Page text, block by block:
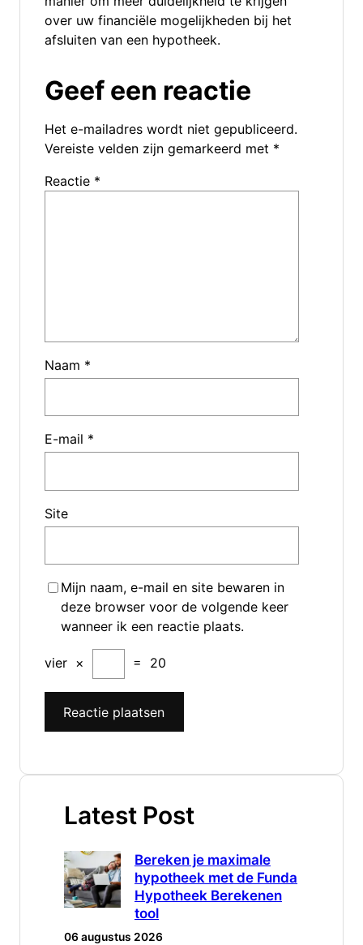
over uw financiële mogelijkheden bij het
afsluiten van een hypotheek.
Geef een reactie
Het e-mailadres wordt niet gepubliceerd.
Vereiste velden zijn gemarkeerd met *
Reactie *
Naam *
E-mail *
Site
Mijn naam, e-mail en site bewaren in
deze browser voor de volgende keer
wanneer ik een reactie plaats.
vier × = 20
Latest Post
Bereken je maximale
hypotheek met de Funda
Hypotheek Berekenen
tool
06 augustus 2026